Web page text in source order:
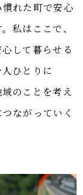
れた町で安心
私はここで、
して暮らせる
ひとりに
のことを考え
ながっていく